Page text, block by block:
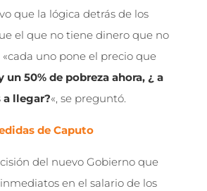
que la lógica detrás de los
el que no tiene dinero que no
uno pone el precio que
un 50% de pobreza ahora, ¿ a
llegar?«, se preguntó.
de Caputo
del nuevo Gobierno que
en el salario de los